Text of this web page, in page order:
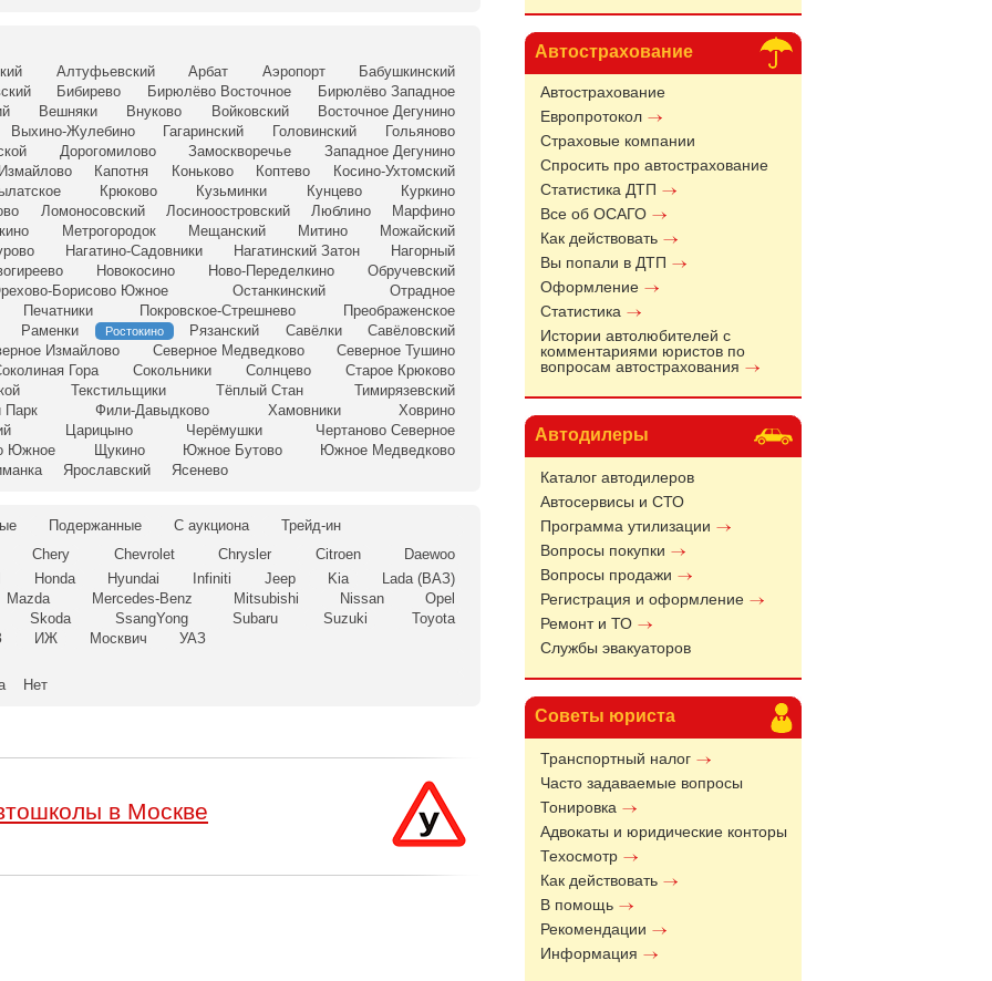
Автострахование
Автострахование
Европротокол
Страховые компании
Спросить про автострахование
Статистика ДТП
Все об ОСАГО
Как действовать
Вы попали в ДТП
Оформление
Статистика
Истории автолюбителей с
комментариями юристов по
вопросам автострахования
Автодилеры
Каталог автодилеров
Автосервисы и СТО
Программа утилизации
Вопросы покупки
Вопросы продажи
Регистрация и оформление
Ремонт и ТО
Службы эвакуаторов
Советы юриста
Транспортный налог
Часто задаваемые вопросы
Тонировка
Адвокаты и юридические конторы
Техосмотр
Как действовать
В помощь
Рекомендации
Информация
Алтуфьевский Арбат Аэропорт
Бабушкинский
Бибирево Бирюлёво Восточное
Бирюлёво Западное
Вешняки Внуково Войковский
Восточное Дегунино
Выхино-Жулебино
Гагаринский Головинский
Гольяново
Дорогомилово Замоскворечье
Западное Дегунино
Капотня Коньково Коптево
Косино-Ухтомский
Крюково Кузьминки Кунцево
Куркино
Ломоносовский Лосиноостровский Люблино
Марфино
Метрогородок Мещанский Митино
Можайский
Нагатино-Садовники Нагатинский Затон
Нагорный
Новокосино Ново-Переделкино
Обручевский
Борисово Южное
Останкинский
Отрадное
Печатники
Покровское-Стрешнево
Преображенское
Раменки
Ростокино Рязанский Савёлки
Савёловский
Измайлово
Северное Медведково
Северное Тушино
Гора
Сокольники Солнцево
Старое Крюково
Текстильщики Тёплый Стан
Тимирязевский
Парк
Фили-Давыдково Хамовники
Ховрино
Царицыно Черёмушки
Чертаново Северное
Южное
Щукино Южное Бутово
Южное Медведково
Ярославский Ясенево
Подержанные С аукциона
Трейд-ин
Chery
Chevrolet Chrysler Citroen
Daewoo
Honda Hyundai Infiniti Jeep Kia
Lada (ВАЗ)
Mazda
Mercedes-Benz Mitsubishi Nissan
Opel
Skoda
SsangYong Subaru Suzuki
Toyota
ИЖ Москвич УАЗ
Нет
в Москве